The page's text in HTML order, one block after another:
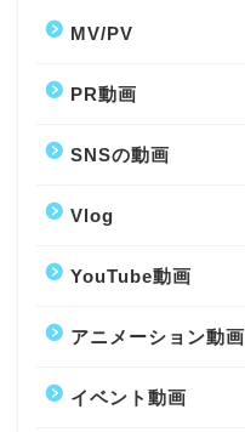
MV/PV
PR動画
SNSの動画
Vlog
YouTube動画
アニメーション動画
イベント動画